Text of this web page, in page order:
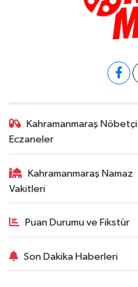
Kahramanmaraş Nöbetçi
Eczaneler
Kahramanmaraş Namaz
Vakitleri
Puan Durumu ve Fikstür
Son Dakika Haberleri